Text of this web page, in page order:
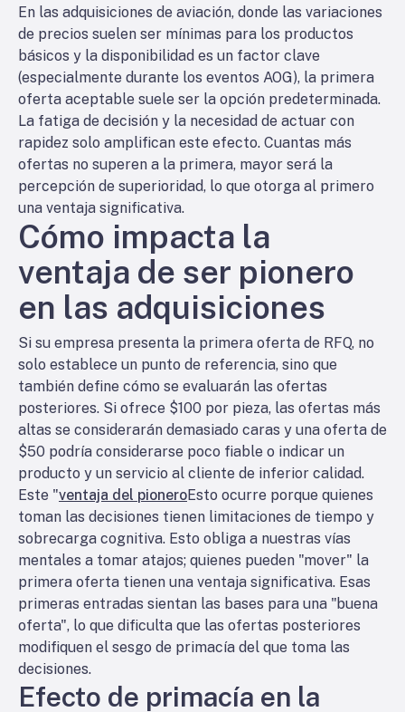
En las adquisiciones de aviación, donde las variaciones
de precios suelen ser mínimas para los productos
básicos y la disponibilidad es un factor clave
(especialmente durante los eventos AOG), la primera
oferta aceptable suele ser la opción predeterminada.
La fatiga de decisión y la necesidad de actuar con
rapidez solo amplifican este efecto. Cuantas más
ofertas no superen a la primera, mayor será la
percepción de superioridad, lo que otorga al primero
una ventaja significativa.
Cómo impacta la
ventaja de ser pionero
en las adquisiciones
Si su empresa presenta la primera oferta de RFQ, no
solo establece un punto de referencia, sino que
también define cómo se evaluarán las ofertas
posteriores. Si ofrece $100 por pieza, las ofertas más
altas se considerarán demasiado caras y una oferta de
$50 podría considerarse poco fiable o indicar un
producto y un servicio al cliente de inferior calidad.
Este "ventaja del pioneroEsto ocurre porque quienes
toman las decisiones tienen limitaciones de tiempo y
sobrecarga cognitiva. Esto obliga a nuestras vías
mentales a tomar atajos; quienes pueden "mover" la
primera oferta tienen una ventaja significativa. Esas
primeras entradas sientan las bases para una "buena
oferta", lo que dificulta que las ofertas posteriores
modifiquen el sesgo de primacía del que toma las
decisiones.
Efecto de primacía en la